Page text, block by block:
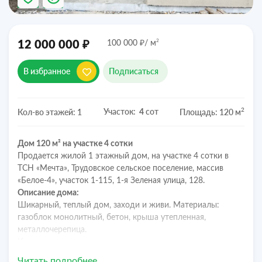
12 000 000 ₽ 100 000 ₽/ м2
В избранное Подписаться
Кол-во этажей: 1 Участок: 4 сот Площадь: 120 м2
Дом 120 м² на участке 4 сотки
Продается жилой 1 этажный дом, на участке 4 сотки в
ТСН «Мечта», Трудовское сельское поселение, массив
«Белое-4», участок 1-115, 1-я Зеленая улица, 128.
Описание дома:
Шикарный, теплый дом, заходи и живи. Материалы:
газоблок монолитный, бетон, крыша утепленная,
металлочерепица.